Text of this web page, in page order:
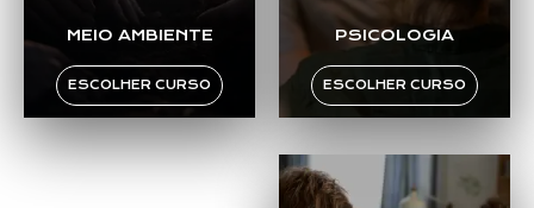
MEIO AMBIENTE
ESCOLHER CURSO
PSICOLOGIA
ESCOLHER CURSO